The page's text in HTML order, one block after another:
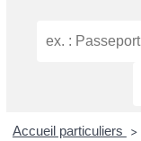
Accueil particuliers >